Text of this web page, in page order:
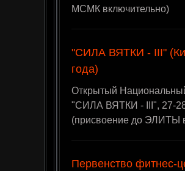
МСМК включительно)
"СИЛА ВЯТКИ - III"
года)
Открытый
"СИЛА ВЯТКИ - III", 27-28
(присвоение до ЭЛИТЫ
Первенство фитнес-